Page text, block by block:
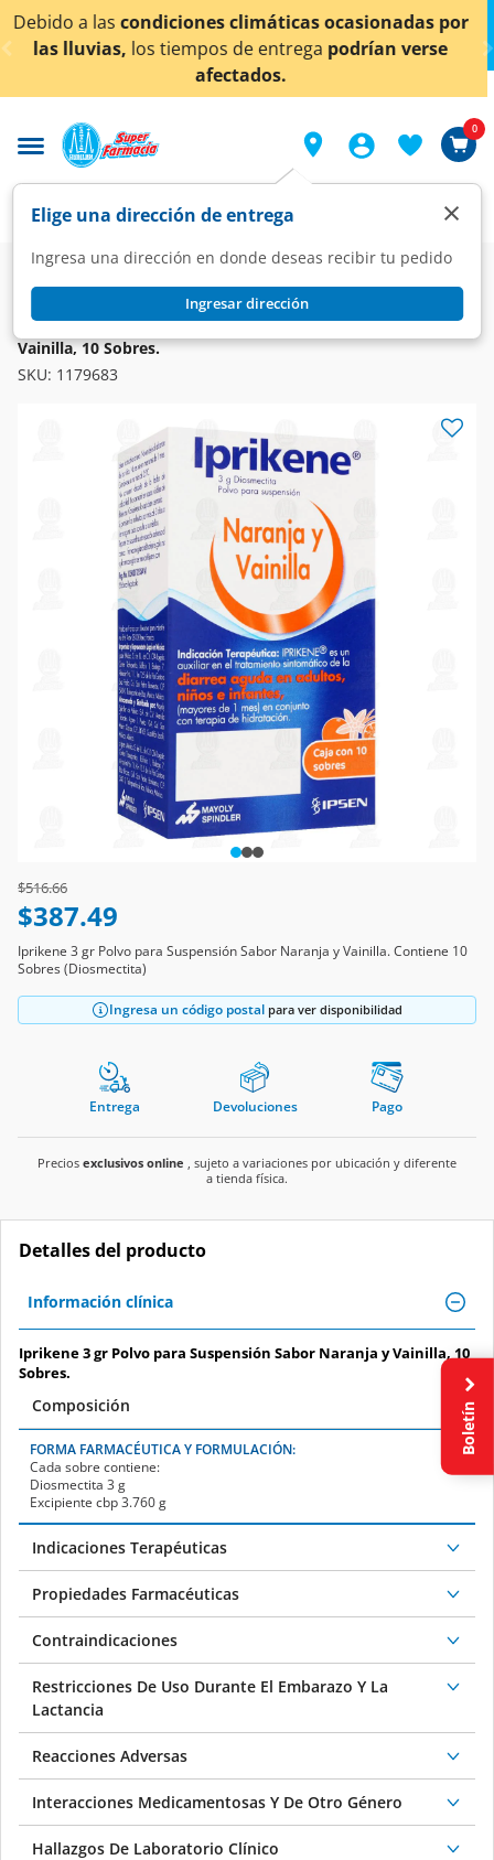
< div class="carousel-inner">
por
verse
¡Ahora también en Aguascalientes!
conocer detalles.
Elige una dirección de entrega
Ingresa una dirección en donde deseas recibir tu pedido
Ingresar dirección
×
0
Farmacia Medicina Digestivo Antidiarreicos
Iprikene 3 gr Polvo para Suspensión Sabor Naranja y
Vainilla, 10 Sobres.
SKU: 1179683
Price reduced from
$516.66to
$387.49
Iprikene 3 gr Polvo para Suspensión Sabor Naranja y Vainilla. Contiene 10
Sobres (Diosmectita)
Ingresa un código postal para ver disponibilidad
Entrega Devoluciones Pago
Precios exclusivos online , sujeto a variaciones por ubicación y diferente
a tienda física.
Detalles del producto
Información clínica
Iprikene 3 gr Polvo para Suspensión Sabor Naranja y Vainilla, 10
Sobres.
Composición
FORMA FARMACÉUTICA Y FORMULACIÓN:
Cada sobre contiene:
Diosmectita 3 g
Excipiente cbp 3.760 g
Indicaciones Terapéuticas
Propiedades Farmacéuticas
Contraindicaciones
Restricciones De Uso Durante El Embarazo Y La
Lactancia
Reacciones Adversas
Interacciones Medicamentosas Y De Otro Género
Hallazgos De Laboratorio Clínico
Boletín